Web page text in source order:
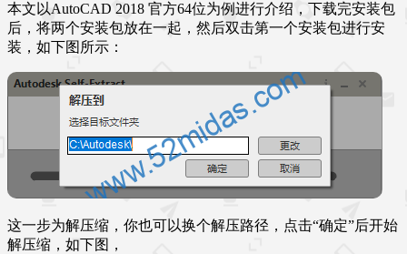
本文以AutoCAD 2018 官方64位为例进行介绍，下载完安装包
后，将两个安装包放在一起，然后双击第一个安装包进行安
装，如下图所示：
这一步为解压缩，你也可以换个解压路径，点击“确定”后开始
解压缩，如下图，